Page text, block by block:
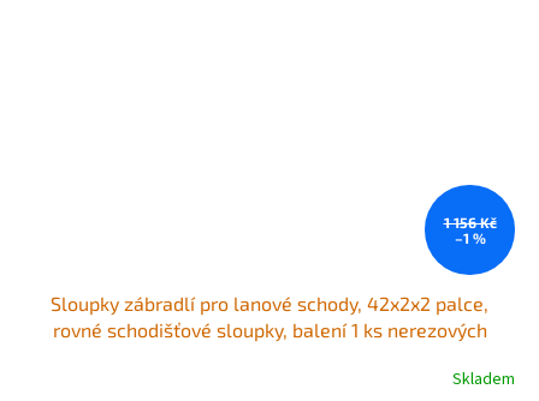
1 156 Kč
–1 %
Sloupky zábradlí pro lanové schody, 42x2x2 palce,
rovné schodišťové sloupky, balení 1 ks nerezových
konzolou, sada zábradlí pro schody, stříbrná,Skladem